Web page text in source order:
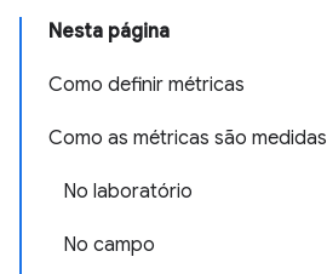
Nesta página
Como definir métricas
Como as métricas são medidas
No laboratório
No campo